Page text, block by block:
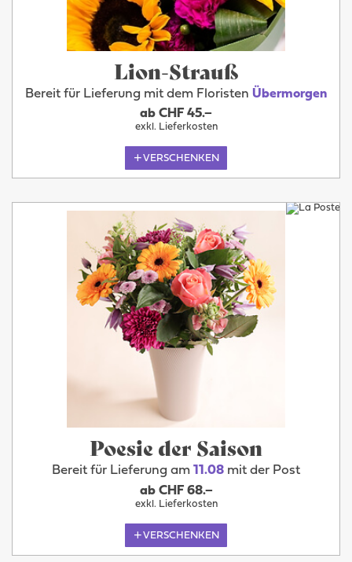
Lion-Strauß
Bereit für Lieferung mit dem Floristen Übermorgen
ab CHF 45.–
exkl. Lieferkosten
VERSCHENKEN
Poesie der Saison
Bereit für Lieferung am 11.08 mit der Post
ab CHF 68.–
exkl. Lieferkosten
VERSCHENKEN